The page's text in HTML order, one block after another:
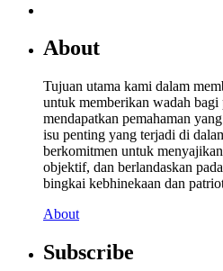
About
Tujuan utama kami dalam
untuk memberikan wadah
mendapatkan pemahaman
isu penting yang terjadi di
berkomitmen untuk
objektif, dan berlandaskan
bingkai kebhinekaan dan
About
Subscribe